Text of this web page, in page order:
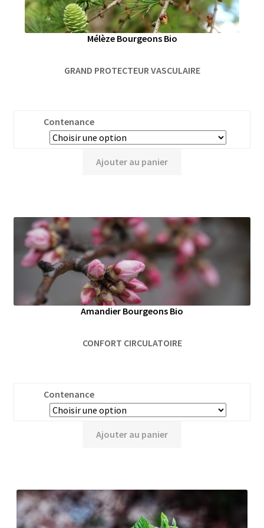
Mélèze Bourgeons Bio
GRAND PROTECTEUR VASCULAIRE
Contenance
Ajouter au panier
Amandier Bourgeons Bio
CONFORT CIRCULATOIRE
Contenance
Ajouter au panier